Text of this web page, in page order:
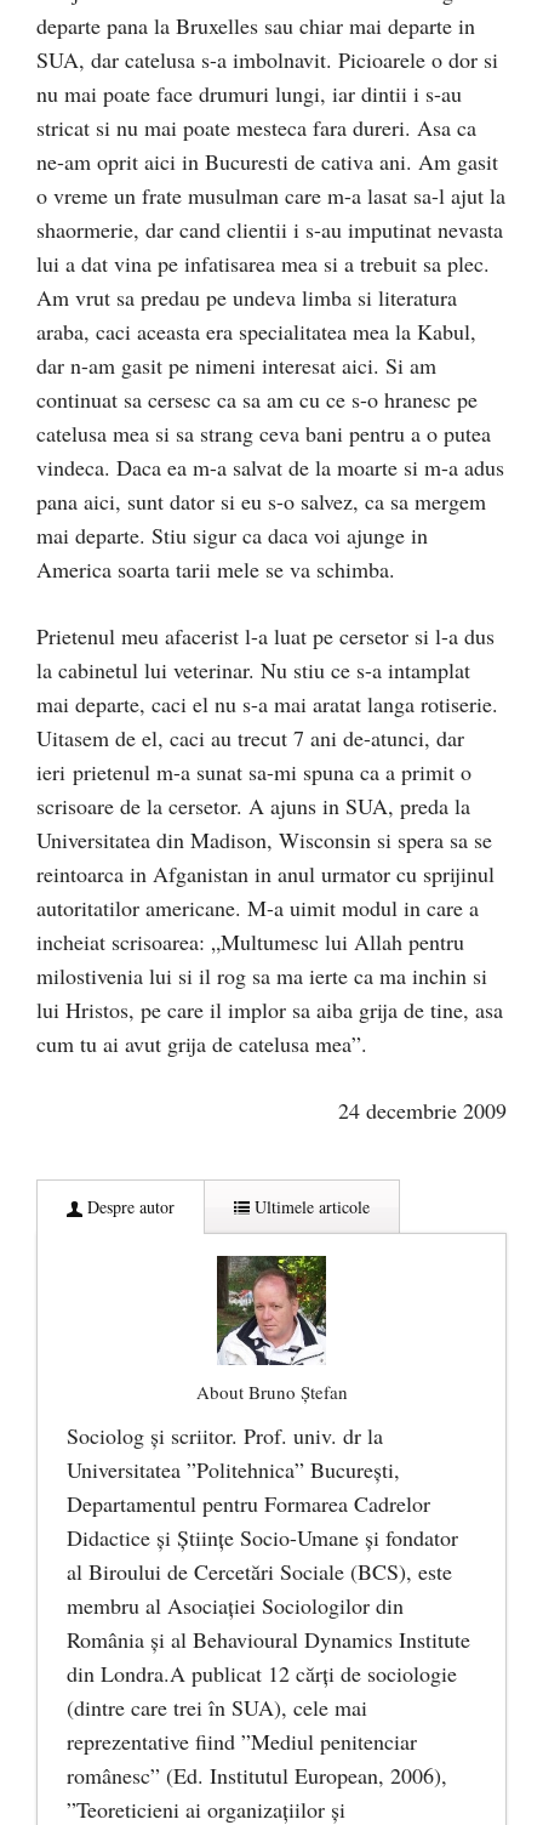
departe pana la Bruxelles sau chiar mai departe in
SUA, dar catelusa s-a imbolnavit. Picioarele o dor si
nu mai poate face drumuri lungi, iar dintii i s-au
stricat si nu mai poate mesteca fara dureri. Asa ca
ne-am oprit aici in Bucuresti de cativa ani. Am gasit
o vreme un frate musulman care m-a lasat sa-l ajut la
shaormerie, dar cand clientii i s-au imputinat nevasta
lui a dat vina pe infatisarea mea si a trebuit sa plec.
Am vrut sa predau pe undeva limba si literatura
araba, caci aceasta era specialitatea mea la Kabul,
dar n-am gasit pe nimeni interesat aici. Si am
continuat sa cersesc ca sa am cu ce s-o hranesc pe
catelusa mea si sa strang ceva bani pentru a o putea
vindeca. Daca ea m-a salvat de la moarte si m-a adus
pana aici, sunt dator si eu s-o salvez, ca sa mergem
mai departe. Stiu sigur ca daca voi ajunge in
America soarta tarii mele se va schimba.
Prietenul meu afacerist l-a luat pe cersetor si l-a dus
la cabinetul lui veterinar. Nu stiu ce s-a intamplat
mai departe, caci el nu s-a mai aratat langa rotiserie.
Uitasem de el, caci au trecut 7 ani de-atunci, dar
ieri prietenul m-a sunat sa-mi spuna ca a primit o
scrisoare de la cersetor. A ajuns in SUA, preda la
Universitatea din Madison, Wisconsin si spera sa se
reintoarca in Afganistan in anul urmator cu sprijinul
autoritatilor americane. M-a uimit modul in care a
incheiat scrisoarea: „Multumesc lui Allah pentru
milostivenia lui si il rog sa ma ierte ca ma inchin si
lui Hristos, pe care il implor sa aiba grija de tine, asa
cum tu ai avut grija de catelusa mea”.
24 decembrie 2009
Despre autor Ultimele articole
About Bruno Ștefan
Sociolog şi scriitor. Prof. univ. dr la
Universitatea ”Politehnica” București,
Departamentul pentru Formarea Cadrelor
Didactice și Științe Socio-Umane şi fondator
al Biroului de Cercetări Sociale (BCS), este
membru al Asociației Sociologilor din
România și al Behavioural Dynamics Institute
din Londra.A publicat 12 cărți de sociologie
(dintre care trei în SUA), cele mai
reprezentative fiind ”Mediul penitenciar
românesc” (Ed. Institutul European, 2006),
”Teoreticieni ai organizațiilor și